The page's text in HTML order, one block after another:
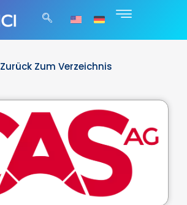
Zum Verzeichnis